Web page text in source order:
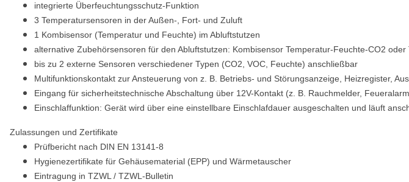
integrierte Überfeuchtungsschutz-Funktion
3 Temperatursensoren in der Außen-, Fort- und Zuluft
1 Kombisensor (Temperatur und Feuchte) im Abluftstutzen
alternative Zubehörsensoren für den Abluftstutzen: Kombisensor Temperatur-Feuchte-CO2
bis zu 2 externe Sensoren verschiedener Typen (CO2, VOC, Feuchte) anschließbar
Multifunktionskontakt zur Ansteuerung von z. B. Betriebs- und Störungsanzeige, Heizregister,
Eingang für sicherheitstechnische Abschaltung über 12V-Kontakt (z. B. Rauchmelder,
Einschlaffunktion: Gerät wird über eine einstellbare Einschlafdauer ausgeschalten und läuft
Zulassungen und Zertifikate
Prüfbericht nach DIN EN 13141-8
Hygienezertifikate für Gehäusematerial (EPP) und Wärmetauscher
Eintragung in TZWL / TZWL-Bulletin